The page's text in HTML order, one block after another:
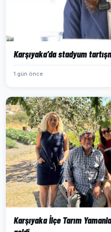
Karşıyaka’da stadyum
1 gün önce
Karşıyaka İlçe Tarım